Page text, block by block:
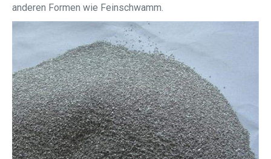
anderen Formen wie Feinschwamm.